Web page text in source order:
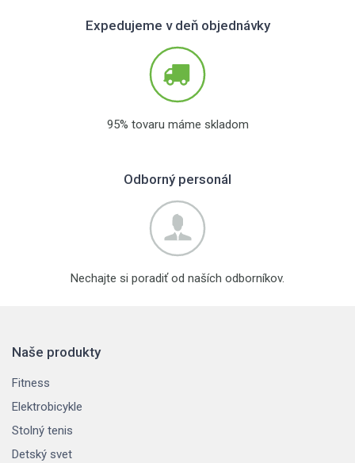
Expedujeme v deň objednávky
95% tovaru máme skladom
Odborný personál
Nechajte si poradiť od naších odborníkov.
Naše produkty
Fitness
Elektrobicykle
Stolný tenis
Detský svet